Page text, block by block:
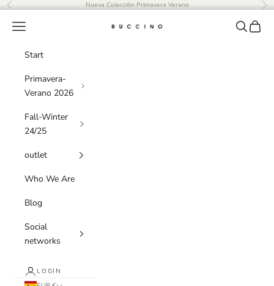
Skip to content
Previous Nueva Colección Primavera Verano
Buccino
Navigation menu Search
Cart
Start
Primavera-
Verano 2026
Fall-Winter
24/25
outlet
Who We Are
Blog
Social
networks
LOGIN